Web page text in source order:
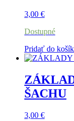
3,00 €
Dostupné
Pridať do
ŠACHU
3,00 €